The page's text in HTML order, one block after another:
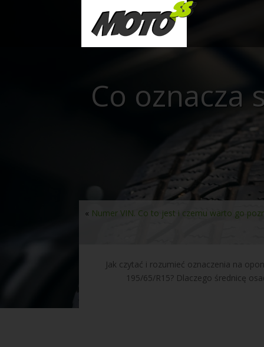
Co oznacza
« Numer VIN. Co to jest i czemu warto go
Jak czytać i rozumieć oznaczenia na
195/65/R15? Dlaczego średnicę